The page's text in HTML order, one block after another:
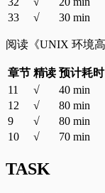
33
√ 30 min
阅读《UNIX 环境高
章节 精读 预计耗时
11
√
40 min
12
√
80 min
9
√
80 min
10
√ 70 min
TASK